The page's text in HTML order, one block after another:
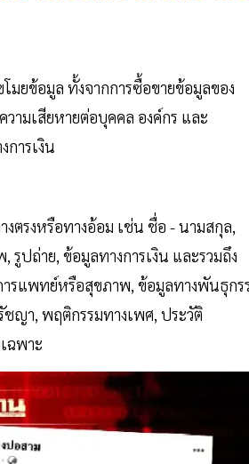
มยข้อมูล ทั้งจากการซื้อขายข้อมูลของ
ามเสียหายต่อบุคคล องค์กร และ
ารเงิน
ตรงหรือทางอ้อม เช่น ชื่อ - นามสกุล,
ปถ่าย, ข้อมูลทางการเงิน และรวมถึง
รแพทย์หรือสุขภาพ, ข้อมูลทางพันธุกร
ชญา, พฤติกรรมทางเพศ, ประวัติ
ฉพาะ